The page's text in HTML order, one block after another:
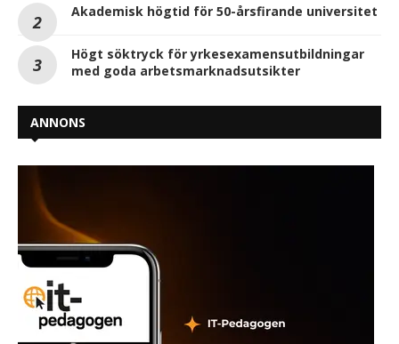
Akademisk högtid för 50-årsfirande universitet
Högt söktryck för yrkesexamensutbildningar
med goda arbetsmarknadsutsikter
ANNONS